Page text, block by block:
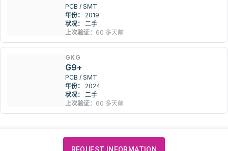
PCB / SMT
年份：
2019
状况：
二手
上次验证： 60 多天前
GKG
G9+
PCB / SMT
年份：
2024
状况：
二手
上次验证： 60 多天前